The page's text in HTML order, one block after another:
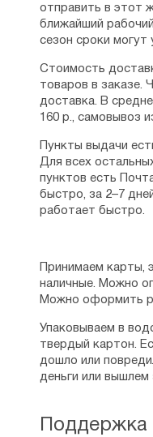
Рейтинг: 1
Поддержка
отправить в этот
ближайший
сезон сроки могут
Стоимость
товаров в заказе.
доставка. В
160 р., самовывоз
Пункты выдачи
Для всех
пунктов есть
быстро, за 2–7
работает быстро.
Принимаем карты,
наличные. Можно
Можно оформить
Упаковываем в
твердый картон.
дошло или
деньги или вышлем